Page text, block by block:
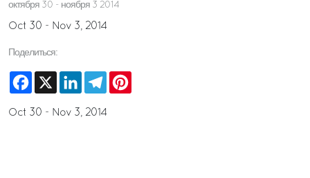
октября 30 - ноября 3 2014
Oct 30 - Nov 3, 2014
Поделиться:
Facebook
X LinkedInTelegram
Oct 30 - Nov 3, 2014